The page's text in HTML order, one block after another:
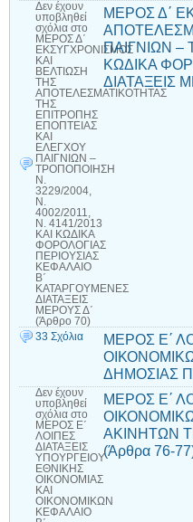
Δεν έχουν
υποβληθεί
σχόλια στο
ΜΕΡΟΣ Δ΄
ΕΚΣΥΓΧΡΟΝΙΣΜΟΣ
ΚΑΙ
ΒΕΛΤΙΩΣΗ
ΤΗΣ
ΑΠΟΤΕΛΕΣΜΑΤΙΚΟΤΗΤΑΣ
ΤΗΣ
ΕΠΙΤΡΟΠΗΣ
ΕΠΟΠΤΕΙΑΣ
ΚΑΙ
ΕΛΕΓΧΟΥ
ΠΑΙΓΝΙΩΝ –
ΤΡΟΠΟΠΟΙΗΣΗ
Ν.
3229/2004,
Ν.
4002/2011,
Ν. 4141/2013
ΚΑΙ ΚΩΔΙΚΑ
ΦΟΡΟΛΟΓΙΑΣ
ΠΕΡΙΟΥΣΙΑΣ
ΚΕΦΑΛΑΙΟ
Β΄
ΚΑΤΑΡΓΟΥΜΕΝΕΣ
ΔΙΑΤΑΞΕΙΣ
ΜΕΡΟΥΣ Δ΄
(Άρθρο 70)
ΜΕΡΟΣ Δ΄
ΠΑΙΓΝΙΩΝ –
ΚΩΔΙΚΑ
ΔΙΑΤΑΞΕΙΣ
33 Σχόλια
ΜΕΡΟΣ Ε΄
ΔΗΜΟΣΙΑΣ
Δεν έχουν
υποβληθεί
σχόλια στο
ΜΕΡΟΣ Ε΄
ΛΟΙΠΕΣ
ΔΙΑΤΑΞΕΙΣ
ΥΠΟΥΡΓΕΙΟΥ
ΕΘΝΙΚΗΣ
ΟΙΚΟΝΟΜΙΑΣ
ΚΑΙ
ΟΙΚΟΝΟΜΙΚΩΝ
ΚΕΦΑΛΑΙΟ
ΜΕΡΟΣ Ε΄
ΑΚΙΝΗΤΩΝ
(Άρθρα 76-